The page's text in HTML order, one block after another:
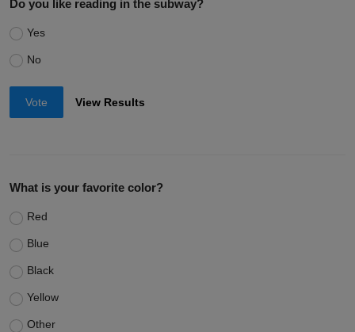
Do you like reading in the subway?
Yes
No
Vote View Results
What is your favorite color?
Red
Blue
Black
Yellow
Other